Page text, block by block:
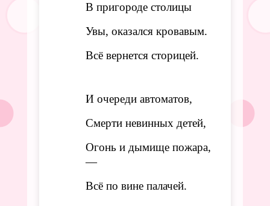
В пригороде столицы
Увы, оказался кровавым.
Всё вернется сторицей.
И очереди автоматов,
Смерти невинных детей,
Огонь и дымище пожара,
—
Всё по вине палачей.